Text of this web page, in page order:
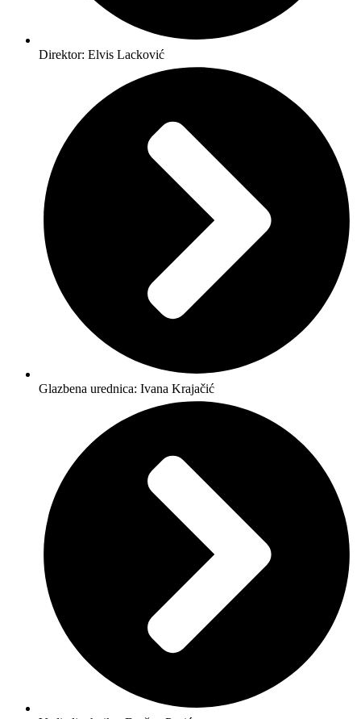
Direktor: Elvis Lacković
Glazbena urednica: Ivana Krajačić